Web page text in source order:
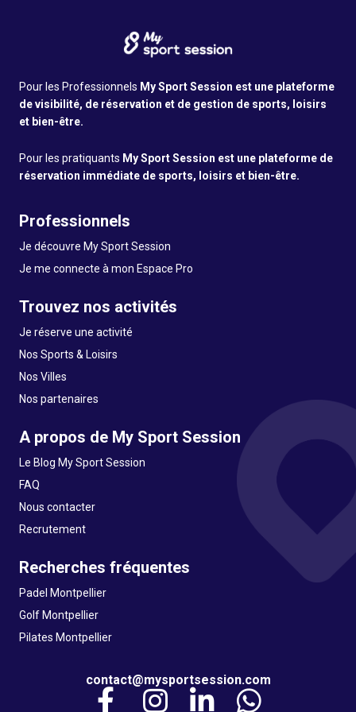
Pour les Professionnels My Sport Session est une plateforme
de visibilité, de réservation et de gestion de sports, loisirs
et bien-être.
Pour les pratiquants My Sport Session est une plateforme de
réservation immédiate de sports, loisirs et bien-être.
Professionnels
Je découvre My Sport Session
Je me connecte à mon Espace Pro
Trouvez nos activités
Je réserve une activité
Nos Sports & Loisirs
Nos Villes
Nos partenaires
A propos de My Sport Session
Le Blog My Sport Session
FAQ
Nous contacter
Recrutement
Recherches fréquentes
Padel Montpellier
Golf Montpellier
Pilates Montpellier
contact@mysportsession.com